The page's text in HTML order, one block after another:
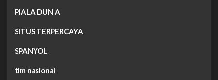
PIALA DUNIA
SITUS TERPERCAYA
SPANYOL
tim nasional